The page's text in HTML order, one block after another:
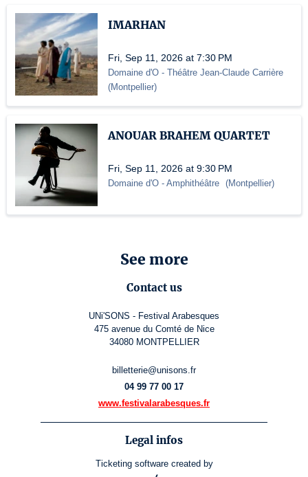
IMARHAN
Fri, Sep 11, 2026 at 7:30 PM
Domaine d'O - Théâtre Jean-Claude Carrière
(Montpellier)
ANOUAR BRAHEM QUARTET
Fri, Sep 11, 2026 at 9:30 PM
Domaine d'O - Amphithéâtre (Montpellier)
See more
Contact us
UNi'SONS - Festival Arabesques
475 avenue du Comté de Nice
34080 MONTPELLIER
billetterie@unisons.fr
04 99 77 00 17
www.festivalarabesques.fr
Legal infos
Ticketing software created by